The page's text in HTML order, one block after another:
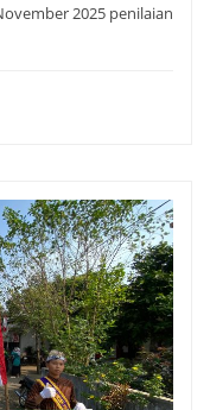
2025 penilaian